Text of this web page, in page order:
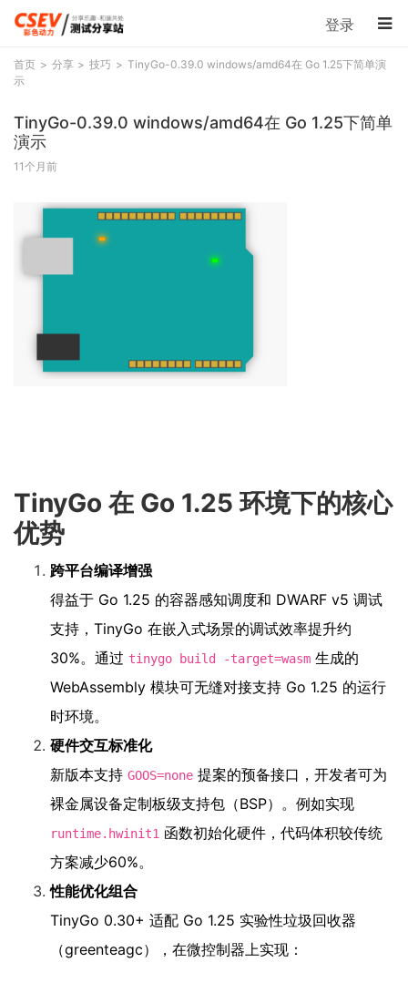
登录
首页 分享 技巧
TinyGo-0.39.0 windows/amd64在 Go 1.25下简单演
示
TinyGo-0.39.0 windows/amd64在 Go 1.25下简单
演示
11个月前
TinyGo 在 Go 1.25 环境下的核心
优势
跨平台编译增强
得益于 Go 1.25 的容器感知调度和 DWARF v5 调试
支持，TinyGo 在嵌入式场景的调试效率提升约
30%。通过 tinygo build -target=wasm 生成的
WebAssembly 模块可无缝对接支持 Go 1.25 的运行
时环境。
硬件交互标准化
新版本支持 GOOS=none 提案的预备接口，开发者可为
裸金属设备定制板级支持包（BSP）。例如实现
runtime.hwinit1 函数初始化硬件，代码体积较传统
方案减少60%。
性能优化组合
TinyGo 0.30+ 适配 Go 1.25 实验性垃圾回收器
（greenteagc），在微控制器上实现：